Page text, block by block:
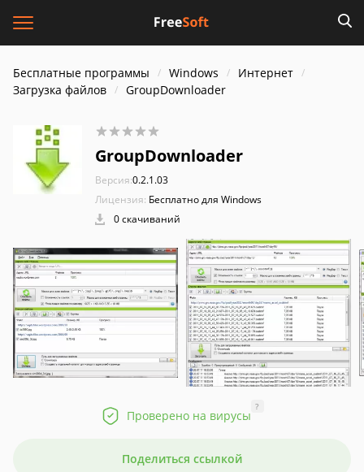
Бесплатные программы Windows
Интернет
Загрузка файлов
GroupDownloader
GroupDownloader
Версия:0.2.1.03
Лицензия: Бесплатно для Windows
0 скачиваний
Проверено на вирусы
?
Поделиться ссылкой